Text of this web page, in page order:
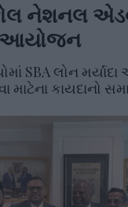
નેશનલ
આયોજન
SBA લોન
કાયદાનો